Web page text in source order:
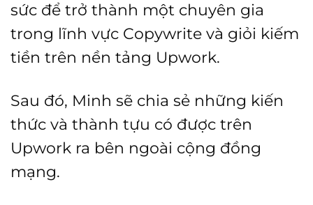
sức để trở thành một chuyên gia
trong lĩnh vực Copywrite và giỏi kiếm
tiền trên nền tảng Upwork.
Sau đó, Minh sẽ chia sẻ những kiến
thức và thành tựu có được trên
Upwork ra bên ngoài cộng đồng
mạng.